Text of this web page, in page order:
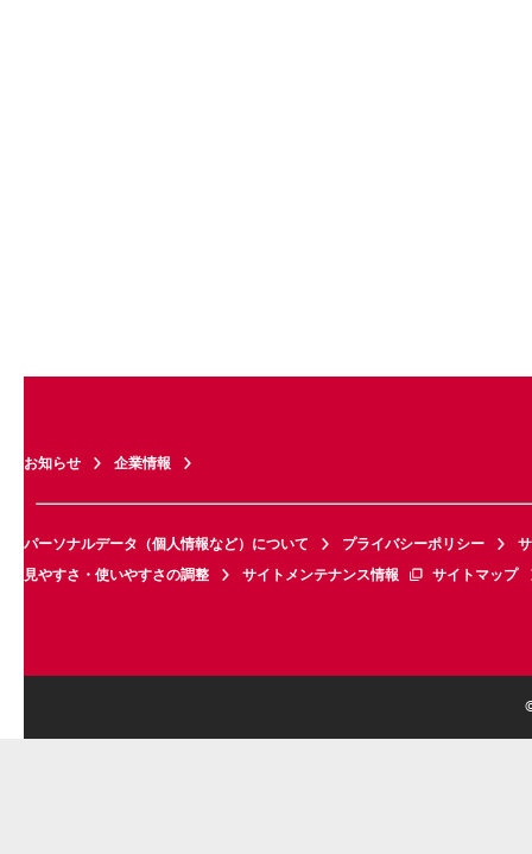
お知らせ 企業情報
パーソナルデータ（個人情報など）について プライバシーポリシー
見やすさ・使いやすさの調整
サイトメンテナンス情報 サイトマップ